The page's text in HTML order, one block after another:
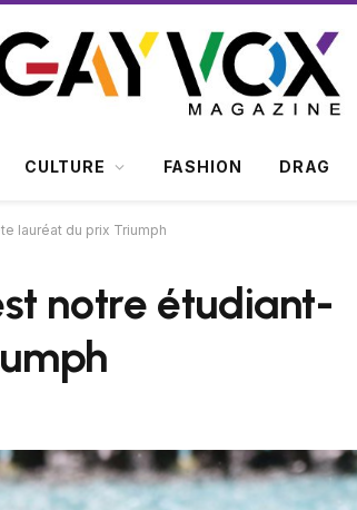
CULTURE FASHION DRAG
lauréat du prix Triumph
notre étudiant-